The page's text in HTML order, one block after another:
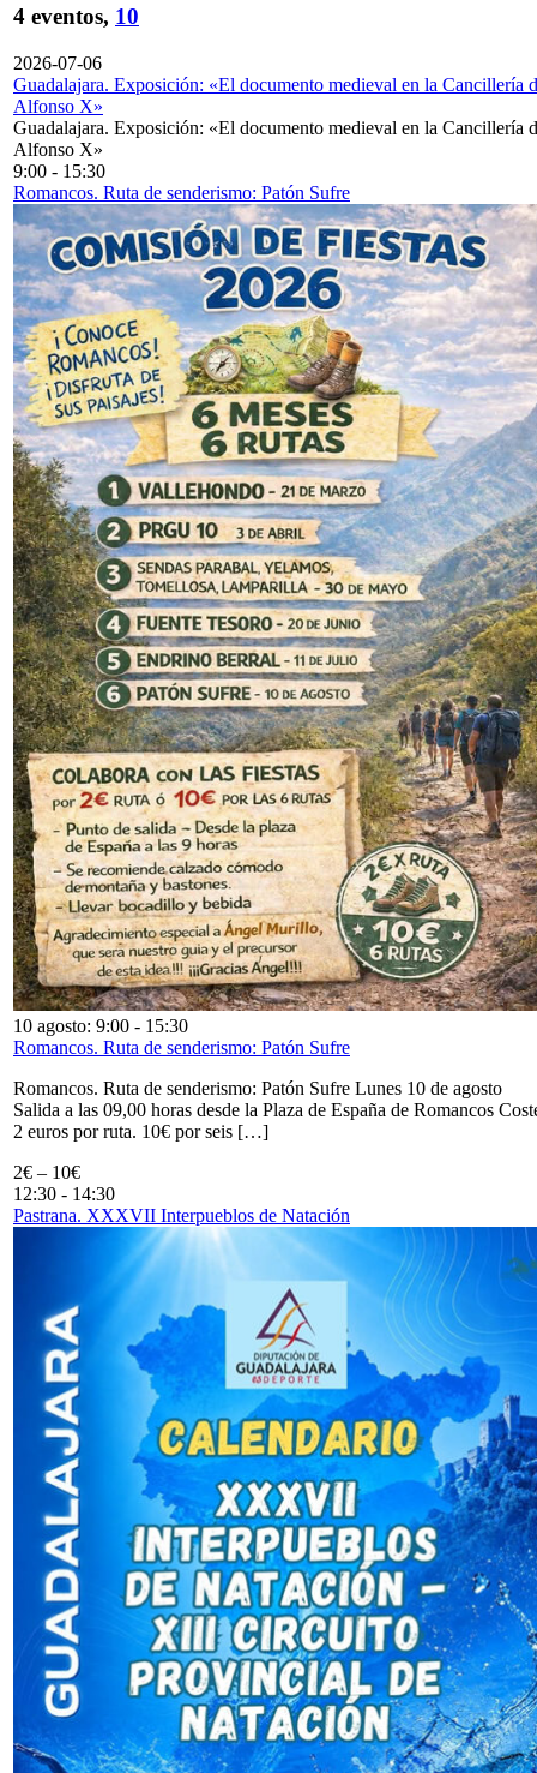
4 eventos, 10
2026-07-06
Guadalajara. Exposición: «El documento medieval en la Cancillería
Alfonso X»
Guadalajara. Exposición: «El documento medieval en la Cancillería
Alfonso X»
9:00 - 15:30
Romancos. Ruta de senderismo: Patón Sufre
10 agosto: 9:00 - 15:30
Romancos. Ruta de senderismo: Patón Sufre
Romancos. Ruta de senderismo: Patón Sufre Lunes 10 de agosto
Salida a las 09,00 horas desde la Plaza de España de Romancos
2 euros por ruta. 10€ por seis […]
2€ – 10€
12:30 - 14:30
Pastrana. XXXVII Interpueblos de Natación